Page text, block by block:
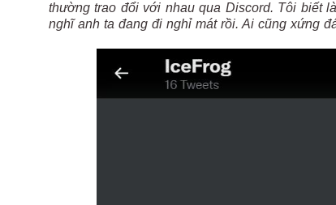
thường trao đổi với nhau qua Discord. Tôi biết
nghĩ anh ta đang đi nghỉ mát rồi. Ai cũng xứng